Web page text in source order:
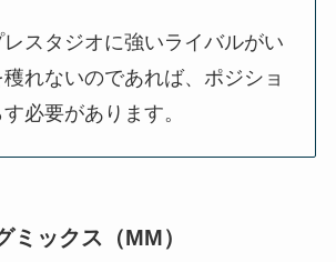
レスタジオに強いライバルがい
れないのであれば、ポジショ
必要があります。
ミックス（MM）